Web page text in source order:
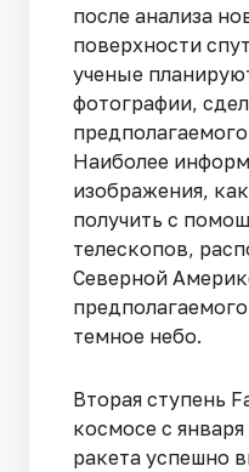
после анализа
поверхности
ученые
фотографии,
Наиболее
изображения,
получить с
телескопов,
Северной
темное небо.
Вторая ступень
космосе с
ракета успешно